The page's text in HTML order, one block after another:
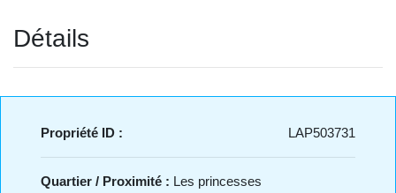
Détails
Propriété ID : LAP503731
Quartier / Proximité : Les princesses